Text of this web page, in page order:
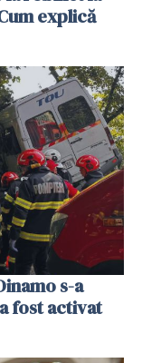
explică
s-a
fost activat